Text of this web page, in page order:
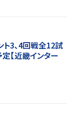
ト3、4回戦全12試
【近畿インター